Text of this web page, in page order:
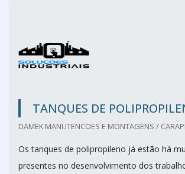
TANQUES DE
DAMEK MANUTENCOES E MONTAGENS /
Os tanques de polipropileno já estão há
presentes no desenvolvimento dos